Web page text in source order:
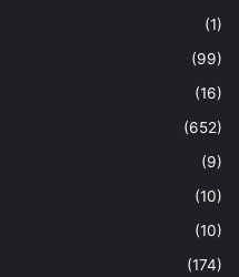
(1)
(99)
(16)
(652)
(9)
(10)
(10)
(174)